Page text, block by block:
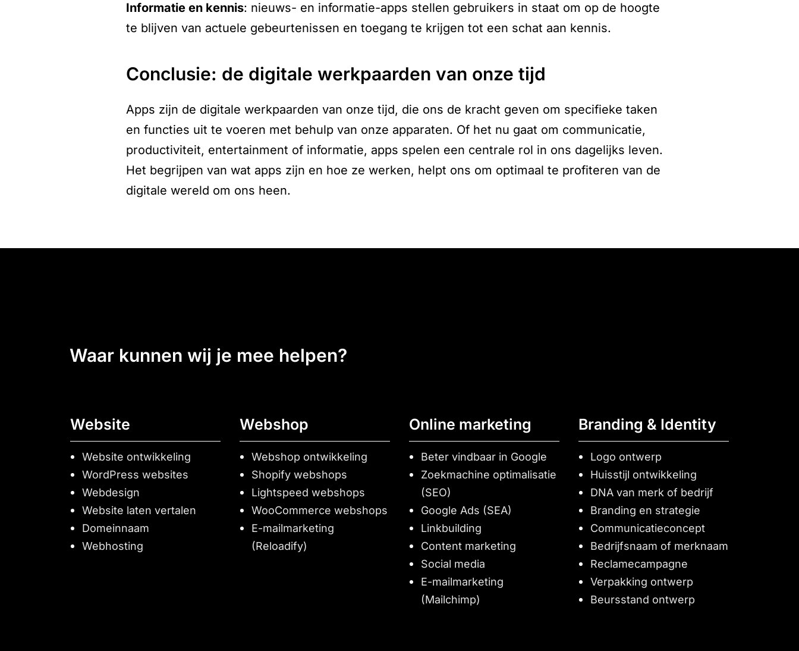
informatie en kennis: nieuws- en informatie-apps stellen gebruikers in staat om op de hoogte
te blijven van actuele gebeurtenissen en toegang te krijgen tot een schat aan kennis.
conclusie: de digitale werkpaarden van onze tijd
Apps zijn de digitale werkpaarden van onze tijd, die ons de kracht geven om specifieke taken
en functies uit te voeren met behulp van onze apparaten. Of het nu gaat om communicatie,
productiviteit, entertainment of informatie, apps spelen een centrale rol in ons dagelijks leven.
Het begrijpen van wat apps zijn en hoe ze werken, helpt ons om optimaal te profiteren van de
digitale wereld om ons heen.
waar kunnen wij je mee helpen?
Website
Website ontwikkeling
WordPress websites
Webdesign
Website laten vertalen
Domeinnaam
Webhosting
Webshop
Webshop ontwikkeling
Shopify webshops
Lightspeed webshops
WooCommerce webshops
E-mailmarketing
(Reloadify)
Online marketing
Beter vindbaar in Google
Zoekmachine optimalisatie
(SEO)
Google Ads (SEA)
Linkbuilding
Content marketing
Social media
E-mailmarketing
(Mailchimp)
Branding & Identity
Logo ontwerp
Huisstijl ontwikkeling
DNA van merk of bedrijf
Branding en strategie
Communicatieconcept
Bedrijfsnaam of merknaam
Reclamecampagne
Verpakking ontwerp
Beursstand ontwerp